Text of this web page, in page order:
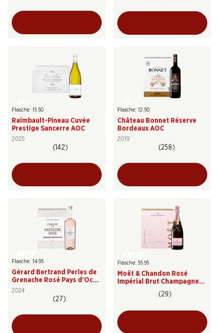
Flasche: 15.50
Raimbault-Pineau Cuvée
Prestige Sancerre AOC
2025
(142)
Flasche: 12.50
Château Bonnet Réserve
Bordeaux AOC
2019
(258)
Flasche: 14.95
Gérard Bertrand Perles de
Grenache Rosé Pays d’Oc
IGP
2024
(27)
Flasche: 55.95
Moët & Chandon Rosé
Impérial Brut Champagne
(29)